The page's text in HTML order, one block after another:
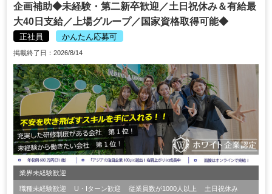
企画補助◆未経験・第二新卒歓迎／土日祝休み＆有給最
大40日支給／上場グループ／国家資格取得可能◆
正社員 かんたん応募可
掲載終了日：2026/8/14
業界未経験歓迎
職種未経験歓迎 U・Iターン歓迎 従業員数が1000人以上
土日祝休み